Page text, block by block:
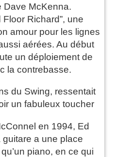
Dave McKenna.
Floor Richard”, une
amour pour les lignes
aérées. Au début
un déploiement de
la contrebasse.
du Swing, ressentait
un fabuleux toucher
en 1994, Ed
a une place
piano, en ce qui